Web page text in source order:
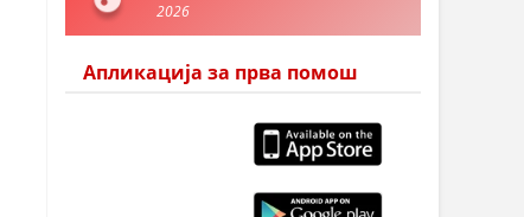
2026
Апликација за прва помош